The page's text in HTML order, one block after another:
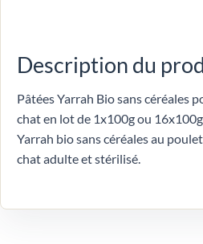
Description du
Pâtées Yarrah Bio sans céréales
chat en lot de 1x100g ou
Yarrah bio sans céréales au
chat adulte et stérilisé.